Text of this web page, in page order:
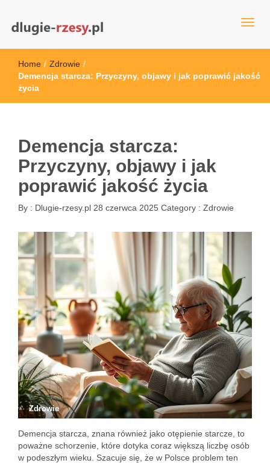
dlugie-rzesy.pl
Home / Zdrowie /
Demencja starcza: Przyczyny, objawy i jak poprawić jakość
życia
Demencja starcza:
Przyczyny, objawy i jak
poprawić jakość życia
By : Dlugie-rzesy.pl 28 czerwca 2025 Category : Zdrowie
Zdrowie
Demencja starcza, znana również jako otępienie starcze, to
poważne schorzenie, które dotyka coraz większą liczbę osób
w podeszłym wieku. Szacuje się, że w Polsce problem ten